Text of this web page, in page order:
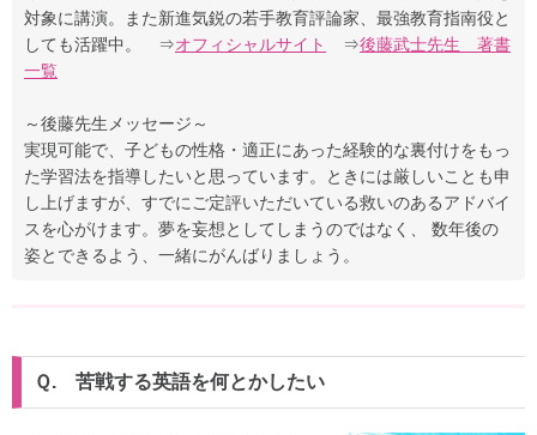
対象に講演。また新進気鋭の若手教育評論家、最強教育指南役と
しても活躍中。 ⇒オフィシャルサイト ⇒後藤武士先生 著書
一覧
～後藤先生メッセージ～
実現可能で、子どもの性格・適正にあった経験的な裏付けをもっ
た学習法を指導したいと思っています。ときには厳しいことも申
し上げますが、すでにご定評いただいている救いのあるアドバイ
スを心がけます。夢を妄想としてしまうのではなく、 数年後の
姿とできるよう、一緒にがんばりましょう。
Ｑ. 苦戦する英語を何とかしたい